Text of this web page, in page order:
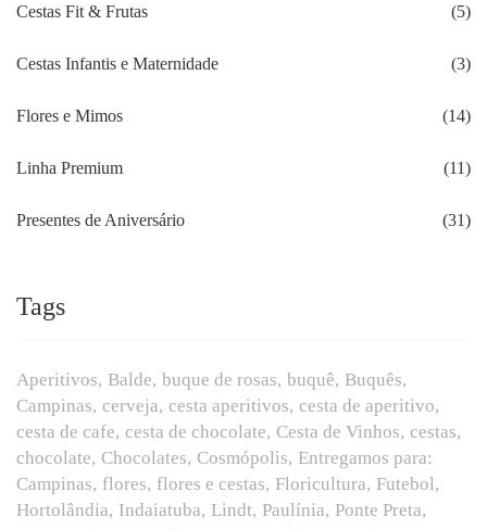
Cestas Fit & Frutas (5)
Cestas Infantis e Maternidade (3)
Flores e Mimos (14)
Linha Premium (11)
Presentes de Aniversário (31)
Tags
Aperitivos Balde buque de rosas buquê Buquês
Campinas cerveja cesta aperitivos cesta de aperitivo
cesta de cafe cesta de chocolate Cesta de Vinhos cestas
chocolate Chocolates Cosmópolis Entregamos para:
Campinas flores flores e cestas Floricultura Futebol
Hortolândia Indaiatuba Lindt Paulínia Ponte Preta